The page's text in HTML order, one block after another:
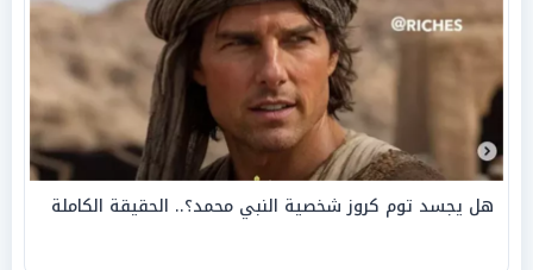
هل يجسد توم كروز شخصية النبي محمد؟.. الحقيقة الكاملة